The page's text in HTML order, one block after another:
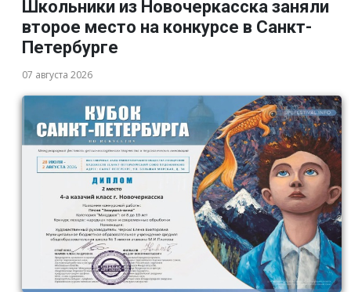
Школьники из Новочеркасска заняли
второе место на конкурсе в Санкт-
Петербурге
07 августа 2026